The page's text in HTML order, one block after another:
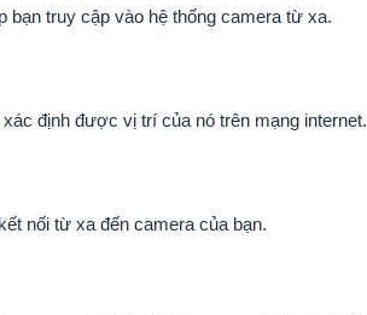
bạn truy cập vào hệ thống camera từ xa.
định được vị trí của nó trên mạng internet.
nối từ xa đến camera của bạn.